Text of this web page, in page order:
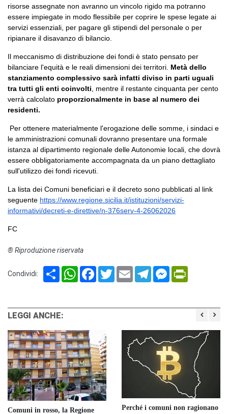
risorse assegnate non avranno un vincolo rigido ma potranno
essere impiegate in modo flessibile per coprire le spese legate ai
servizi essenziali, per pagare gli stipendi del personale o per
ripianare il disavanzo di bilancio.
Il meccanismo di distribuzione dei fondi è stato pensato per
bilanciare l'equità e le reali dimensioni dei territori. Metà dello
stanziamento complessivo sarà infatti diviso in parti uguali
tra tutti gli enti coinvolti , mentre il restante cinquanta per cento
verrà calcolato proporzionalmente in base al numero dei
residenti.
Per ottenere materialmente l'erogazione delle somme, i sindaci e
le amministrazioni comunali dovranno presentare una formale
istanza al dipartimento regionale delle Autonomie locali, che dovrà
essere obbligatoriamente accompagnata da un piano dettagliato
sull'utilizzo dei fondi ricevuti.
La lista dei Comuni beneficiari e il decreto sono pubblicati al link
seguente https://www.regione.sicilia.it/istituzioni/servizi-
informativi/decreti-e-direttive/n-376serv-4-26062026
FC
® Riproduzione riservata
Condividi: Share WhatsAppFacebook
TwitterEmail TelegramMessenger
LEGGI ANCHE:
Comuni in rosso, la Regione
Perché i comuni non ragionano